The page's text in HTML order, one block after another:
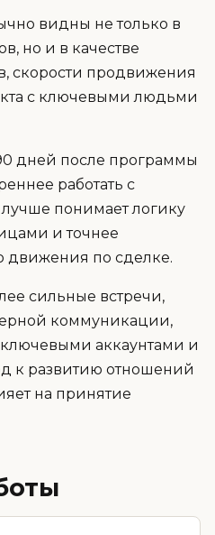
видны не только в
но и в качестве
скорости продвижения
с ключевыми людьми
дней после программы
работать с
понимает логику
и точнее
движения по сделке.
сильные встречи,
коммуникации,
ключевыми аккаунтами и
к развитию отношений
на принятие